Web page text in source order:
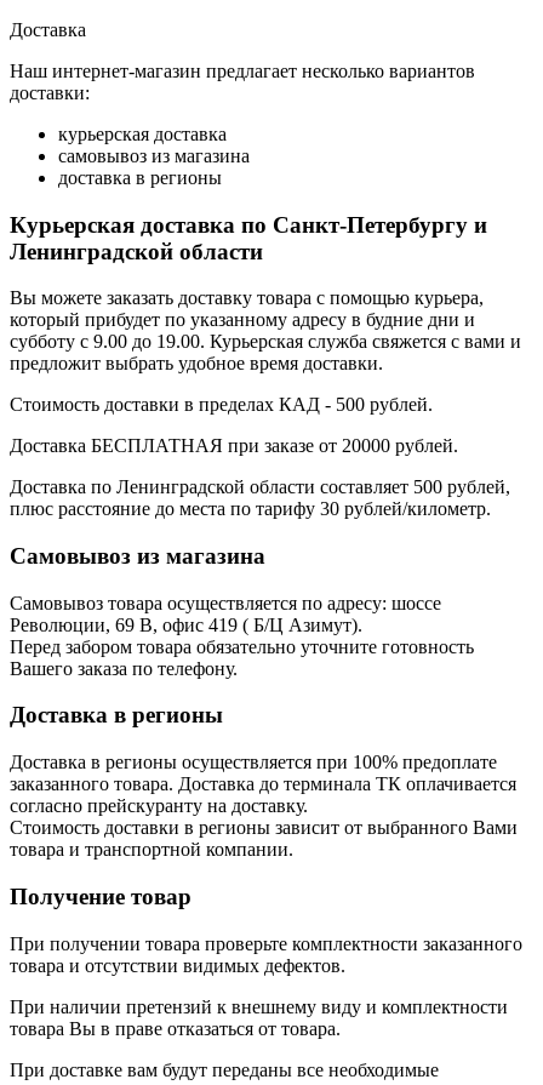
Доставка
Наш интернет-магазин предлагает несколько вариантов
доставки:
курьерская доставка
самовывоз из магазина
доставка в регионы
Курьерская доставка по Санкт-Петербургу и
Ленинградской области
Вы можете заказать доставку товара с помощью курьера,
который прибудет по указанному адресу в будние дни и
субботу с 9.00 до 19.00. Курьерская служба свяжется с вами и
предложит выбрать удобное время доставки.
Стоимость доставки в пределах КАД - 500 рублей.
Доставка БЕСПЛАТНАЯ при заказе от 20000 рублей.
Доставка по Ленинградской области составляет 500 рублей,
плюс расстояние до места по тарифу 30 рублей/километр.
Самовывоз из магазина
Самовывоз товара осуществляется по адресу: шоссе
Революции, 69 В, офис 419 ( Б/Ц Азимут).
Перед забором товара обязательно уточните готовность
Вашего заказа по телефону.
Доставка в регионы
Доставка в регионы осуществляется при 100% предоплате
заказанного товара. Доставка до терминала ТК оплачивается
согласно прейскуранту на доставку.
Стоимость доставки в регионы зависит от выбранного Вами
товара и транспортной компании.
Получение товар
При получении товара проверьте комплектности заказанного
товара и отсутствии видимых дефектов.
При наличии претензий к внешнему виду и комплектности
товара Вы в праве отказаться от товара.
При доставке вам будут переданы все необходимые